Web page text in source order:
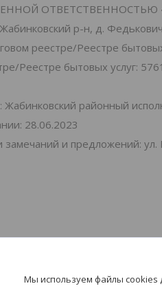
ОТВЕТСТВЕННОСТЬЮ
р-н, д.
реестре/Реестре
Реестре бытовых услуг:
Жабинковский районный
28.06.2023
и предложений: ул.
Мы используем файлы cookies